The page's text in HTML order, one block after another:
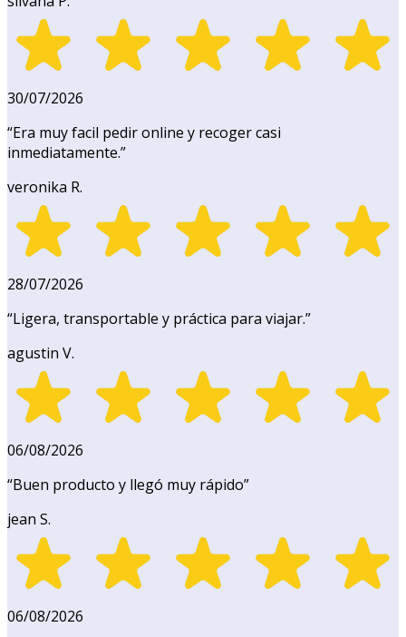
30/07/2026
“Era muy facil pedir online y recoger casi
inmediatamente.”
veronika R.
28/07/2026
“Ligera, transportable y práctica para viajar.”
agustin V.
06/08/2026
“Buen producto y llegó muy rápido”
jean S.
06/08/2026